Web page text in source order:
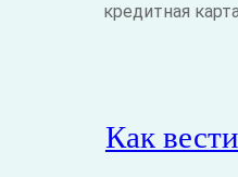
кредитная
Как